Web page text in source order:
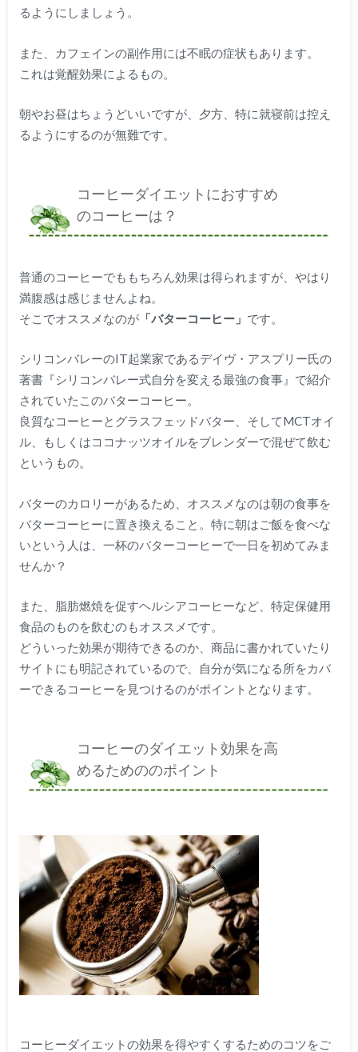
るようにしましょう。
また、カフェインの副作用には不眠の症状もあります。
これは覚醒効果によるもの。
朝やお昼はちょうどいいですが、夕方、特に就寝前は控え
るようにするのが無難です。
コーヒーダイエットにおすすめ
のコーヒーは？
普通のコーヒーでももちろん効果は得られますが、やはり
満腹感は感じませんよね。
そこでオススメなのが「バターコーヒー」 です。
シリコンバレーのIT起業家であるデイヴ・アスプリー氏の
著書『シリコンバレー式自分を変える最強の食事』で紹介
されていたこのバターコーヒー。
良質なコーヒーとグラスフェッドバター、そしてMCTオイ
ル、もしくはココナッツオイルをブレンダーで混ぜて飲む
というもの。
バターのカロリーがあるため、オススメなのは朝の食事を
バターコーヒーに置き換えること。特に朝はご飯を食べな
いという人は、一杯のバターコーヒーで一日を初めてみま
せんか？
また、脂肪燃焼を促すヘルシアコーヒーなど、特定保健用
食品のものを飲むのもオススメです。
どういった効果が期待できるのか、商品に書かれていたり
サイトにも明記されているので、自分が気になる所をカバ
ーできるコーヒーを見つけるのがポイントとなります。
コーヒーのダイエット効果を高
めるためののポイント
コーヒーダイエットの効果を得やすくするためのコツをご